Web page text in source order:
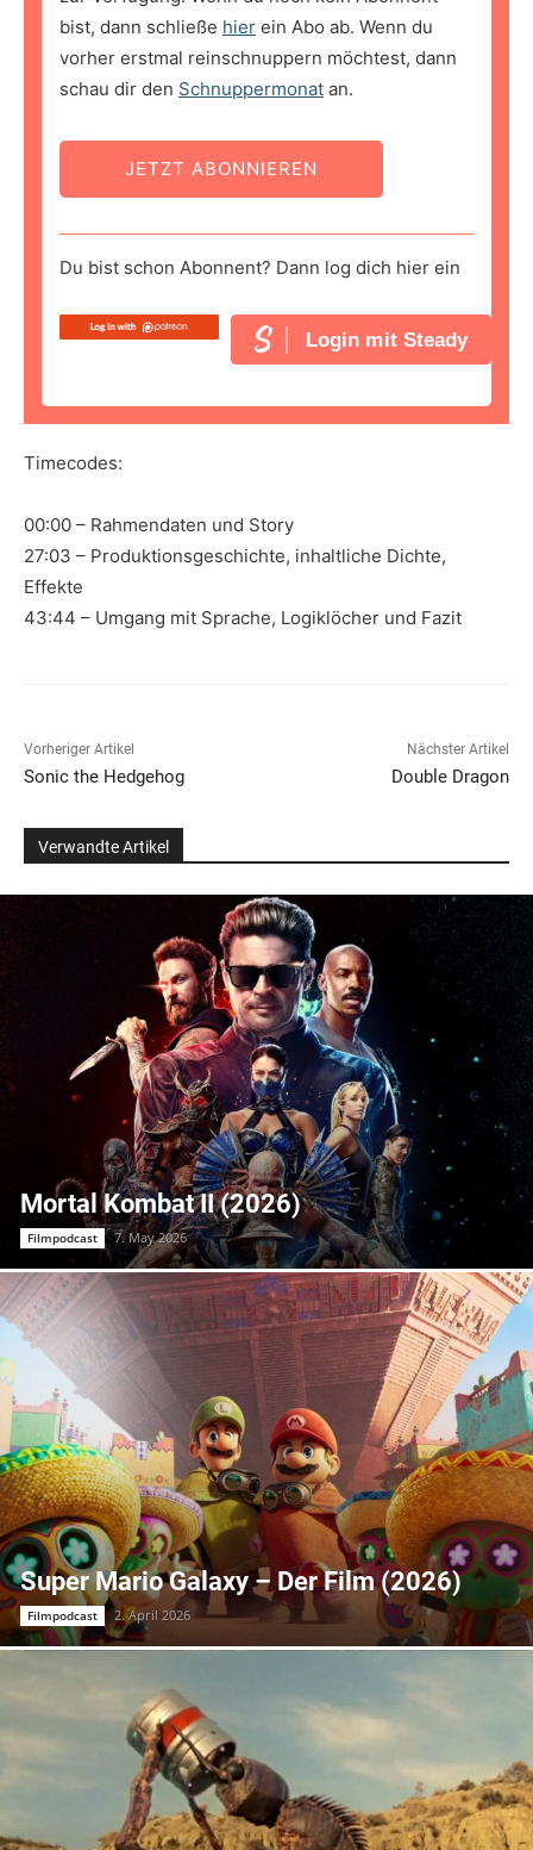
bist, dann schließe hier ein Abo ab. Wenn du
vorher erstmal reinschnuppern möchtest, dann
schau dir den Schnuppermonat an.
JETZT ABONNIEREN
Du bist schon Abonnent? Dann log dich hier ein
Login mit Steady
Timecodes:
00:00 – Rahmendaten und Story
27:03 – Produktionsgeschichte, inhaltliche Dichte,
Effekte
43:44 – Umgang mit Sprache, Logiklöcher und Fazit
Vorheriger Artikel
Sonic the Hedgehog
Nächster Artikel
Double Dragon
Verwandte Artikel
Mortal Kombat II (2026)
Filmpodcast 7. May 2026
Super Mario Galaxy – Der Film (2026)
Filmpodcast 2. April 2026